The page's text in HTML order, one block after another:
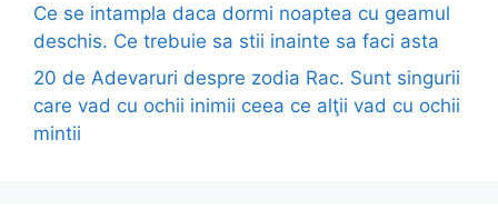
Ce se intampla daca dormi noaptea cu geamul
deschis. Ce trebuie sa stii inainte sa faci asta
20 de Adevaruri despre zodia Rac. Sunt singurii
care vad cu ochii inimii ceea ce alţii vad cu ochii
mintii